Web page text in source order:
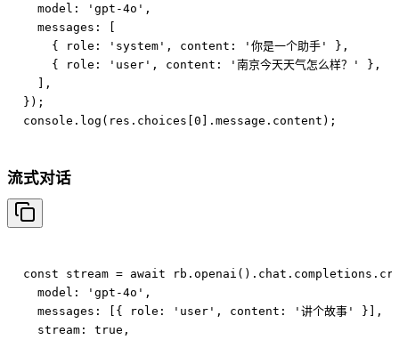
  model: 'gpt-4o',
  messages: [
    { role: 'system', content: '你是一个助手' },
    { role: 'user', content: '南京今天天气怎么样？' },
  ],
});
流式对话
const stream = await
  model: 'gpt-4o',
  messages: [{ role: 'user', content: '讲个故事' }],
  stream: true,